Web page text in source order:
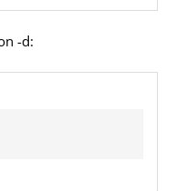
-d: